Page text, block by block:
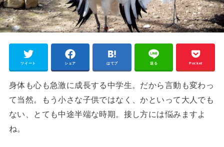
ツイート シェア はてブ 送る Pocket
身体も心も急激に成長する中学生。だから言動も変わっ
て当然。もう小さな子供ではなく、かといって大人でも
ない、とても中途半端な時期。接し方には悩みますよ
ね。